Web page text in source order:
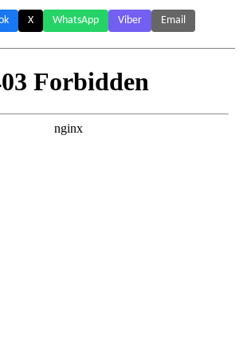
X WhatsApp Viber Email